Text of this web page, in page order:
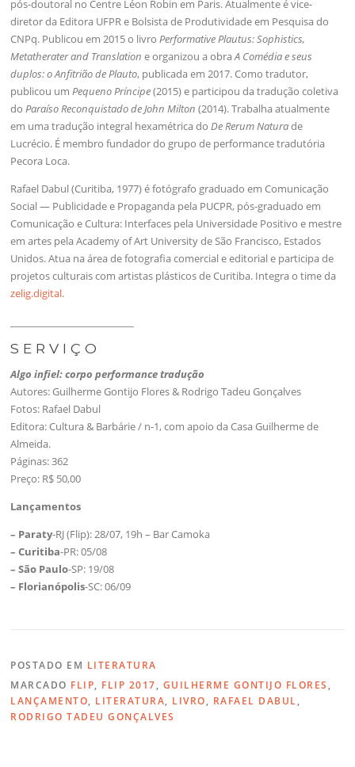
pós-doutoral no Centre Léon Robin em Paris. Atualmente é vice-
diretor da Editora UFPR e Bolsista de Produtividade em Pesquisa do
CNPq. Publicou em 2015 o livroPerformative Plautus: Sophistics,
Metatherater and Translation e organizou a obraA Comédia e seus
duplos: o Anfitrião de Plauto, publicada em 2017. Como tradutor,
publicou umPequeno Príncipe(2015) e participou da tradução coletiva
doParaíso Reconquistado de John Milton (2014). Trabalha atualmente
em uma tradução integral hexamétrica doDe Rerum Naturade
Lucrécio. É membro fundador do grupo de performance tradutória
Pecora Loca.
Rafael Dabul (Curitiba, 1977) é fotógrafo graduado em Comunicação
Social — Publicidade e Propaganda pela PUCPR, pós-graduado em
Comunicação e Cultura: Interfaces pela Universidade Positivo e mestre
em artes pela Academy of Art University de São Francisco, Estados
Unidos. Atua na área de fotografia comercial e editorial e participa de
projetos culturais com artistas plásticos de Curitiba. Integra o time da
zelig.digital.
S E R V I Ç O
Algo infiel: corpo performance tradução
Autores: Guilherme Gontijo Flores & Rodrigo Tadeu Gonçalves
Fotos: Rafael Dabul
Editora: Cultura & Barbárie / n-1, com apoio da Casa Guilherme de
Almeida.
Páginas: 362
Preço: R$ 50,00
Lançamentos
– Paraty-RJ (Flip): 28/07, 19h – Bar Camoka
– Curitiba-PR: 05/08
– São Paulo-SP: 19/08
– Florianópolis-SC: 06/09
POSTADO EM LITERATURA
MARCADO FLIP, FLIP 2017, GUILHERME GONTIJO FLORES ,
LANÇAMENTO, LITERATURA, LIVRO, RAFAEL DABUL,
RODRIGO TADEU GONÇALVES